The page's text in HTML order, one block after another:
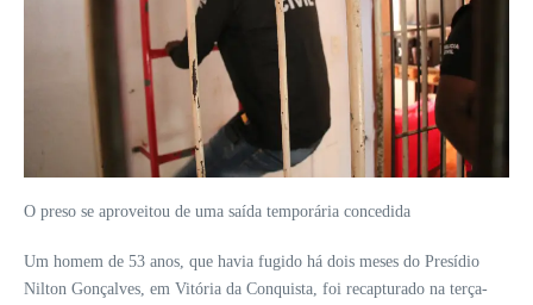
O preso se aproveitou de uma saída temporária concedida
Um homem de 53 anos, que havia fugido há dois meses do Presídio
Nilton Gonçalves, em Vitória da Conquista, foi recapturado na terça-